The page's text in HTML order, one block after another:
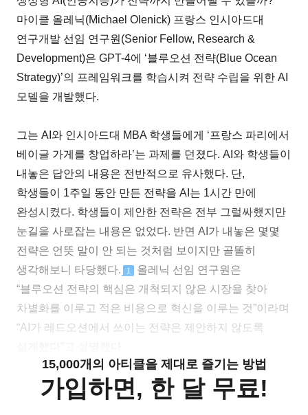
마이클 올레닉(Michael Olenick) 프랑스 인시아드대
연구개발 선임 연구원(Senior Fellow, Research &
Development)은 GPT-4에 ‘블루오션 전략(Blue Ocean
Strategy)’의 프레임워크를 학습시켜 전략 수립을 위한 AI
모델을 개발했다.
그는 AI와 인시아드대 MBA 학생들에게 ‘프랑스 파리에서
베이글 가게를 창업하라’는 과제를 던졌다. AI와 학생들이
내놓은 답안의 내용은 전반적으로 유사했다. 단,
학생들이 1주일 동안 만든 전략을 AI는 1시간 만에
완성시켰다. 학생들이 제안한 전략은 전부 그럴싸했지만
눈길을 사로잡는 내용은 없었다. 반면 AI가 내놓은 몇몇
전략은 언뜻 말이 안 되는 것처럼 보이지만 골똘히
생각해보니 타당했다.
1
올레닉 선임 연구원은
“블루오션 전략의 핵심은 개척되지 않은 시장을 찾아
차별화를 이루고 적은 비용으로 혁신을 이루는 것”이라며
“AI가 레드오션에서 쓰이는 전략은 제안하지 않도록
15,000개의 아티클을 제대로 즐기는 방법
가입하면, 한 달 무료!